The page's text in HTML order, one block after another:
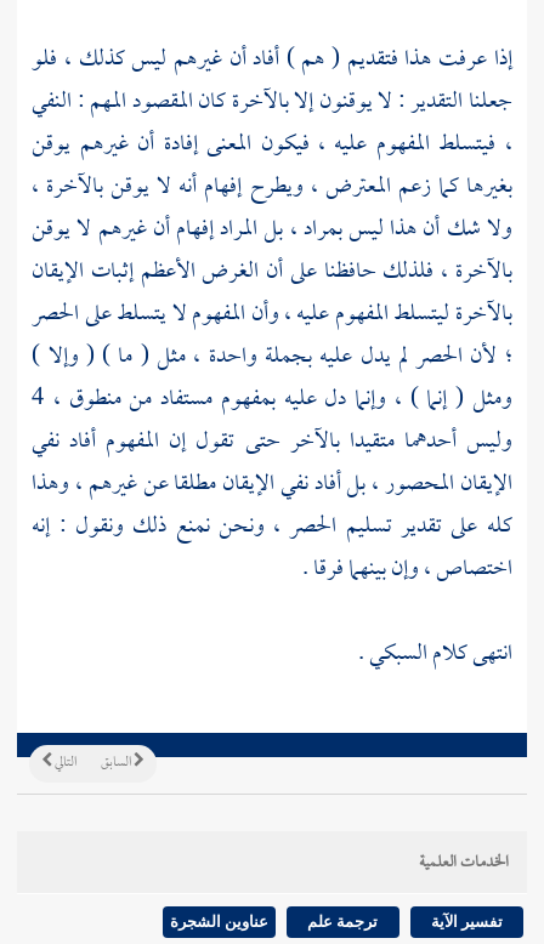
إذا عرفت هذا فتقديم ( هم ) أفاد أن غيرهم ليس كذلك ، فلو
جعلنا التقدير : لا يوقنون إلا بالآخرة كان المقصود المهم : النفي
، فيتسلط المفهوم عليه ، فيكون المعنى إفادة أن غيرهم يوقن
بغيرها كما زعم المعترض ، ويطرح إفهام أنه لا يوقن بالآخرة ،
ولا شك أن هذا ليس بمراد ، بل المراد إفهام أن غيرهم لا يوقن
بالآخرة ، فلذلك حافظنا على أن الغرض الأعظم إثبات الإيقان
بالآخرة ليتسلط المفهوم عليه ، وأن المفهوم لا يتسلط على الحصر
؛ لأن الحصر لم يدل عليه بجملة واحدة ، مثل ( ما ) ( وإلا )
ومثل ( إنما ) ، وإنما دل عليه بمفهوم مستفاد من منطوق ، 4
وليس أحدهما متقيدا بالآخر حتى تقول إن المفهوم أفاد نفي
الإيقان المحصور ، بل أفاد نفي الإيقان مطلقا عن غيرهم ، وهذا
كله على تقدير تسليم الحصر ، ونحن نمنع ذلك ونقول : إنه
اختصاص ، وإن بينهما فرقا .
انتهى كلامالسبكي.
التالي السابق
الخدمات العلمية
تفسير الآية ترجمة علم عناوين الشجرة